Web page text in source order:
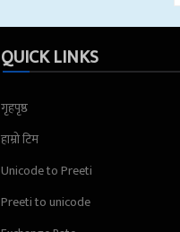
QUICK LINKS
गृहपृष्ठ
हाम्रो टिम
Unicode to Preeti
Preeti to unicode